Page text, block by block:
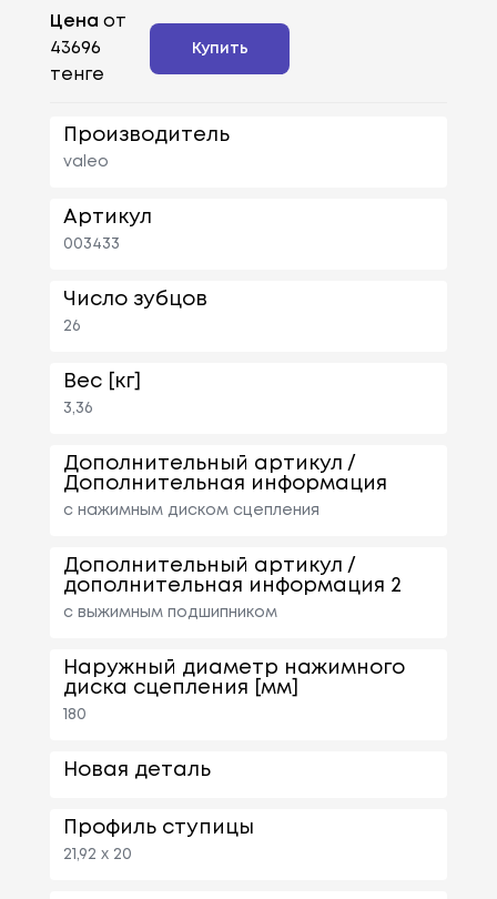
Цена от
43696
тенге
Купить
Производитель
valeo
Артикул
003433
Число зубцов
26
Вес [кг]
3,36
Дополнительный артикул /
Дополнительная информация
с нажимным диском сцепления
Дополнительный артикул /
дополнительная информация 2
с выжимным подшипником
Наружный диаметр нажимного
диска сцепления [мм]
180
Новая деталь
Профиль ступицы
21,92 x 20